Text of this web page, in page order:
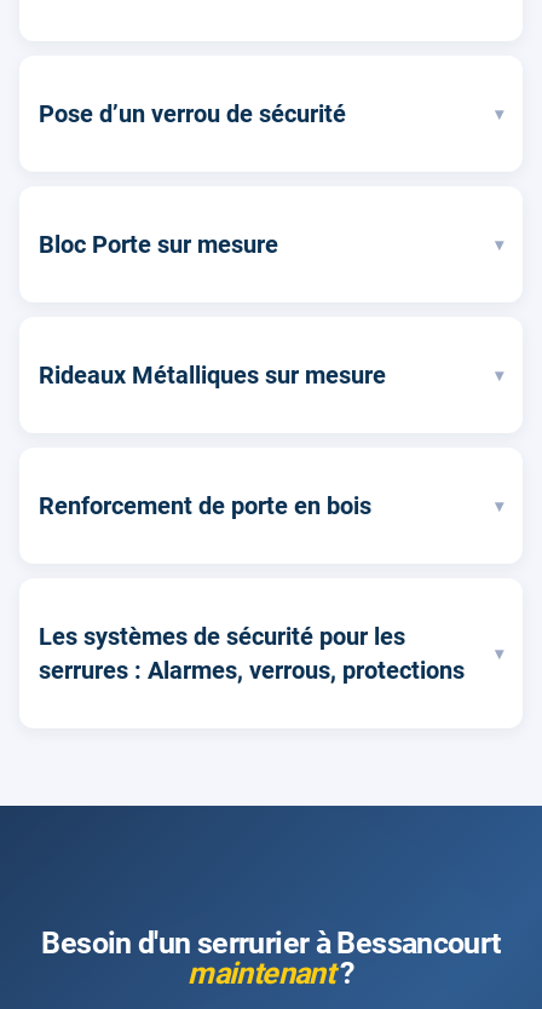
Pose d’un verrou de sécurité ▾
Bloc Porte sur mesure ▾
Rideaux Métalliques sur mesure ▾
Renforcement de porte en bois ▾
Les systèmes de sécurité pour les
serrures : Alarmes, verrous, protections
▾
Besoin d'un serrurier à Bessancourt
maintenant?